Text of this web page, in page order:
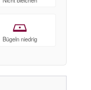
Bügeln niedrig